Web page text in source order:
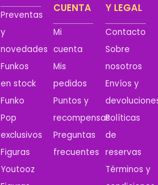
Preventas
y
novedades
Funkos
en stock
Funko
Pop
exclusivos
Figuras
Youtooz
CUENTA
Mi
cuenta
Mis
pedidos
Puntos y
recompensas
Preguntas
frecuentes
Y LEGAL
Contacto
Sobre
nosotros
Envíos y
Políticas
de
reservas
Términos y